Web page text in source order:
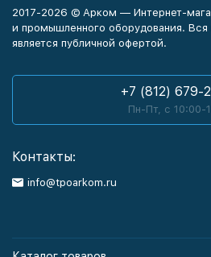
2017-2026 © Арком — Интернет-
и промышленного оборудования. Вся
является публичной офертой.
+7 (812) 679-
Пн-Пт, с 10:00-
Контакты:
info@tpoarkom.ru